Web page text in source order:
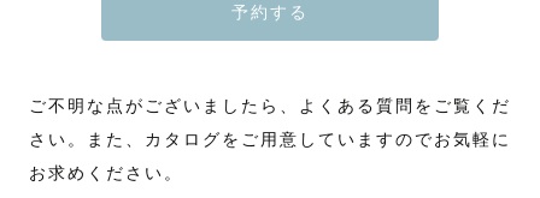
予約する
ご不明な点がございましたら、よくある質問をご覧くだ
さい。また、カタログをご用意していますのでお気軽に
お求めください。